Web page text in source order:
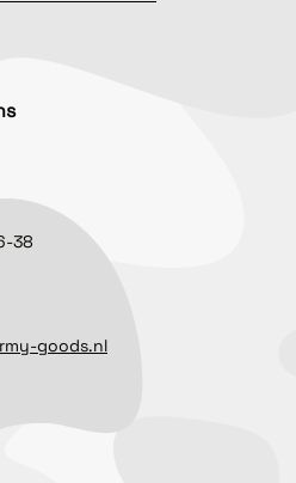
38
goods.nl